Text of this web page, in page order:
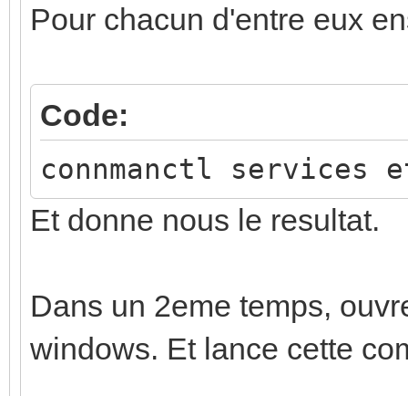
Pour chacun d'entre eux
Code:
connmanctl services
Et donne nous le resultat.
Dans un 2eme temps,
windows. Et lance cette